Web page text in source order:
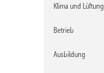
Klima und Lüftung
Betrieb
Ausbildung